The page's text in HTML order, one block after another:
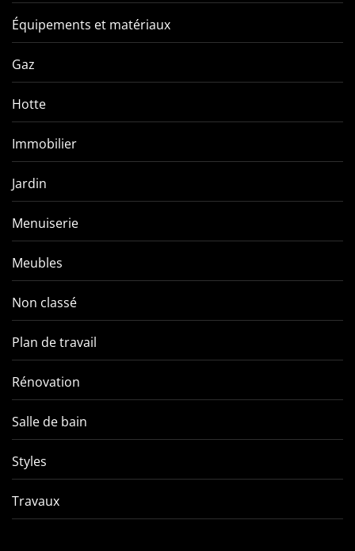
Équipements et matériaux
Gaz
Hotte
Immobilier
Jardin
Menuiserie
Meubles
Non classé
Plan de travail
Rénovation
Salle de bain
Styles
Travaux